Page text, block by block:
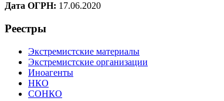
Дата ОГРН: 17.06.2020
Реестры
Экстремистские материалы
Экстремистские организации
Иноагенты
НКО
СОНКО